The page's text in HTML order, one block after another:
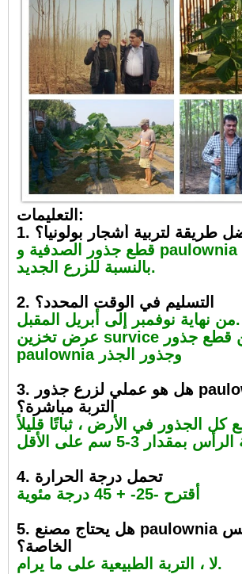
التعليمات:
طريقة لتربية أشجار بولونيا؟
قطع جذور الصدفية و paulownia جدعة ، وخاصة
بالنسبة للزرع الجديد.
2. التسليم في الوقت المحدد؟
من نهاية نوفمبر إلى أبريل المقبل.
عرض تخزين survice من قطع جذور
paulownia وجذور الجذر
3. هل هو عملي لزرع جذور paulownia في
التربة مباشرة؟
كل الجذور في الأرض ، ثباتًا قليلاً
4. تحمل درجة الحرارة
أقترح -25- + 45 درجة مئوية
5. هل يحتاج مصنع paulownia التضاريس
الخاصة؟
لا ، التربة الطبيعية على ما يرام.